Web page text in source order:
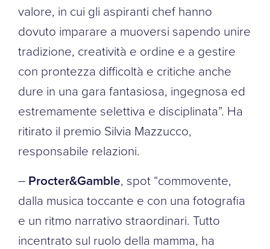
valore, in cui gli aspiranti chef hanno
dovuto imparare a muoversi sapendo unire
tradizione, creatività e ordine e a gestire
con prontezza difficoltà e critiche anche
dure in una gara fantasiosa, ingegnosa ed
estremamente selettiva e disciplinata”. Ha
ritirato il premio Silvia Mazzucco,
responsabile relazioni.
– Procter&Gamble, spot “commovente,
dalla musica toccante e con una fotografia
e un ritmo narrativo straordinari. Tutto
incentrato sul ruolo della mamma, ha